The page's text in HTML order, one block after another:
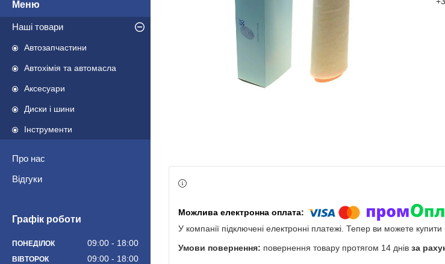
Наші товари
Автозапчастини
Автохімія та автомасла
Аксесуари
Диски і шини
Інструменти
Про нас
Відгуки
Графік роботи
ПОНЕДІЛОК 09:00 18:00
ВІВТОРОК 09:00 18:00
У компанії підключені електронні платежі. Тепер ви можете
повернення товару протягом 14 днів за